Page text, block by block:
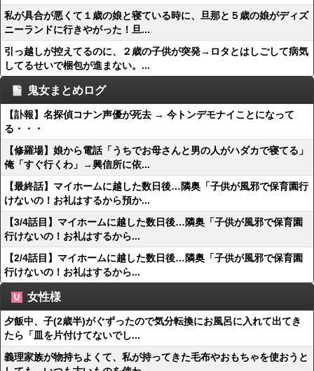
私が具合が悪くて１歳の娘と寝ている時に、旦那と５歳の娘がディズ
ニーランドに行きやがった！旦...
引っ越しが控えてるのに、２歳の子供が突発→ロタとはしごして病気
してるせいで梱包が進まない。...
鬼女まとめログ
【訃報】名探偵コナン声優が死去 → 今トンデモナイことになって
る・・・
【修羅場】娘から電話「うちでお母さんと男の人がハダカで寝てる」
俺「すぐ行くわ」→興信所に依...
【最終話】マイホームに越した数日後…隣奥「子供が風邪で保育園行
けないの！お礼はするから預か...
【3/4話目】マイホームに越した数日後…隣奥「子供が風邪で保育園
行けないの！お礼はするから...
【2/4話目】マイホームに越した数日後…隣奥「子供が風邪で保育園
行けないの！お礼はするから...
女性様
夕飯中、子(2歳半)がぐずったので気分転換にお風呂に入れて出てき
たら「皿を片付けてないでし...
義理家族が物持ちよくて、私が持ってきた毛布やおもちゃを使おうと